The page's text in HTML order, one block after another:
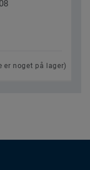
er noget på lager)